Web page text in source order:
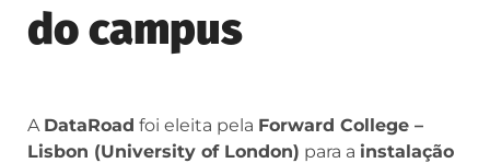
do campus
A DataRoad foi eleita pela Forward College –
Lisbon (University of London) para a instalação